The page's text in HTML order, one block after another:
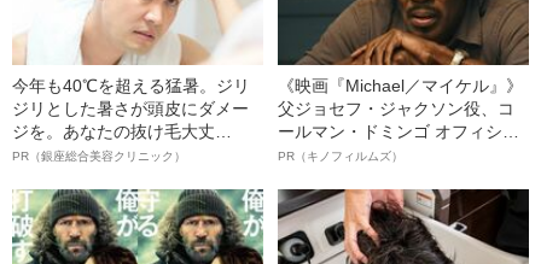
今年も40℃を超える猛暑。ジリ
ジリとした暑さが頭皮にダメー
ジを。あなたの抜け毛大丈
夫！？
PR（銀座総合美容クリニック）
《映画『Michael／マイケル』》
父ジョセフ・ジャクソン役、コ
ールマン・ドミンゴ オフィシャ
ルインタビュー“観客を魅了した
語る”《日本興収70億円突破》
PR（キノフィルムズ）